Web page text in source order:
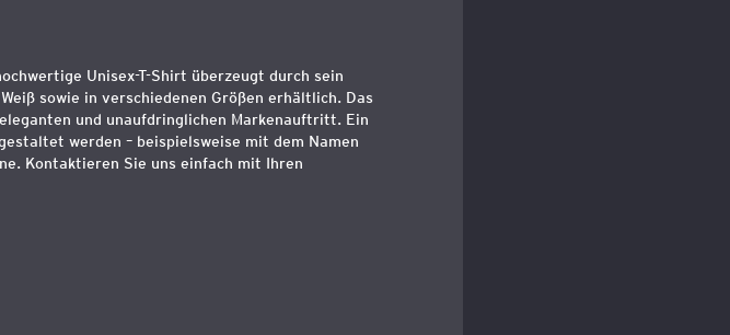
Unisex-T-Shirt überzeugt durch sein
sowie in verschiedenen Größen erhältlich. Das
und unaufdringlichen Markenauftritt. Ein
werden – beispielsweise mit dem Namen
Kontaktieren Sie uns einfach mit Ihren